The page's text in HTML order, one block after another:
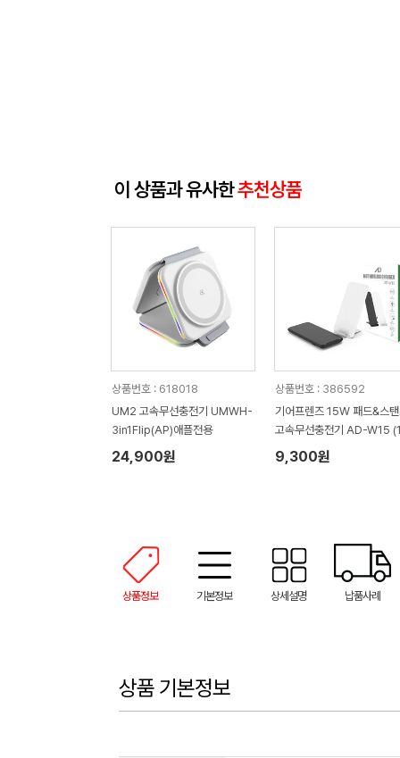
이 상품과 유사한추천상품
상품번호 : 618018
UM2 고속무선충전기 UMWH-
3in1Flip(AP)애플전용
24,900원
상품번호 : 386592
기어프렌즈 15W 패드&스
고속무선충전기 AD-W15
x72x11mm)
9,300원
상품정보 기본정보 상세설명 납품사례
상품 기본정보